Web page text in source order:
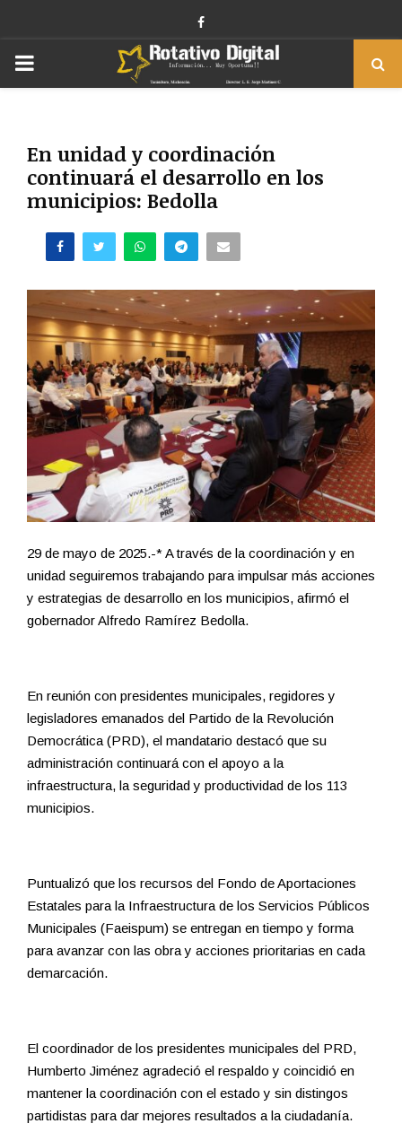
Facebook
PRIMARY
En unidad y coordinación
continuará el desarrollo en los
municipios: Bedolla
29 de mayo de 2025.-* A través de la coordinación y en
unidad seguiremos trabajando para impulsar más acciones
y estrategias de desarrollo en los municipios, afirmó el
gobernador Alfredo Ramírez Bedolla.
En reunión con presidentes municipales, regidores y
legisladores emanados del Partido de la Revolución
Democrática (PRD), el mandatario destacó que su
administración continuará con el apoyo a la
infraestructura, la seguridad y productividad de los 113
municipios.
Puntualizó que los recursos del Fondo de Aportaciones
Estatales para la Infraestructura de los Servicios Públicos
Municipales (Faeispum) se entregan en tiempo y forma
para avanzar con las obra y acciones prioritarias en cada
demarcación.
El coordinador de los presidentes municipales del PRD,
Humberto Jiménez agradeció el respaldo y coincidió en
mantener la coordinación con el estado y sin distingos
partidistas para dar mejores resultados a la ciudadanía.